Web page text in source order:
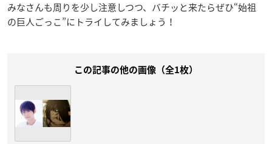
みなさんも周りを少し注意しつつ、バチッと来たらぜひ“始祖
の巨人ごっこ”にトライしてみましょう！
この記事の他の画像（全1枚）